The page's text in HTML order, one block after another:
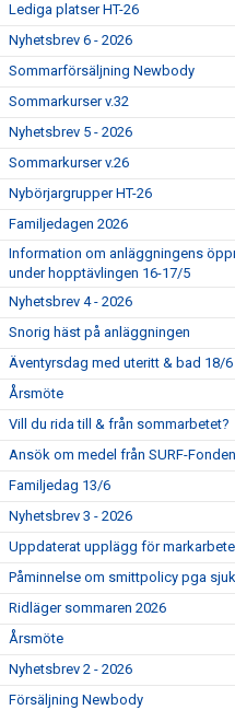
Lediga platser HT-26
Nyhetsbrev 6 - 2026
Sommarförsäljning Newbody
Sommarkurser v.32
Nyhetsbrev 5 - 2026
Sommarkurser v.26
Nybörjargrupper HT-26
Familjedagen 2026
Information om anläggningens
under hopptävlingen 16-17/5
Nyhetsbrev 4 - 2026
Snorig häst på anläggningen
Äventyrsdag med uteritt & bad 18/6
Årsmöte
Vill du rida till & från sommarbetet?
Ansök om medel från SURF-
Familjedag 13/6
Nyhetsbrev 3 - 2026
Uppdaterat upplägg för
Påminnelse om smittpolicy pga
Ridläger sommaren 2026
Årsmöte
Nyhetsbrev 2 - 2026
Försäljning Newbody